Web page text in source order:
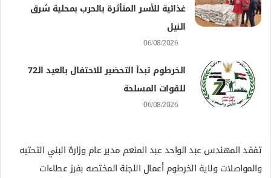
غذائية للأسر المتأثرة بالحرب بمحلية شرق
النيل
06/08/2026
الخرطوم تبدأ التحضير للاحتفال بالعيد الـ72
للقوات المسلحة
06/08/2026
تفقد المهندس عبد الواحد عبد المنعم مدير عام وزارة البني التحتيه
والمواصلات ولاية الخرطوم أعمال اللجنة المختصه بفرز عطاءات